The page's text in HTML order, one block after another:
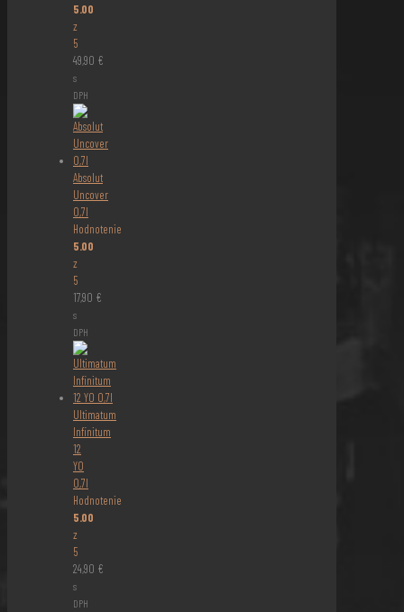
5.00
z
5
49,90 €
s
DPH
Absolut
Uncover
0,7l
Hodnotenie
5.00
z
5
17,90 €
s
DPH
Ultimatum
Infinitum
12
YO
0,7l
Hodnotenie
5.00
z
5
24,90 €
s
DPH